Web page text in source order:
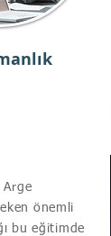
Arge
önemli
bu eğitimde